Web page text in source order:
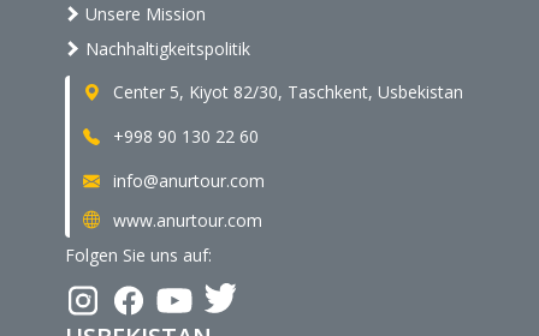
Unsere Mission
Nachhaltigkeitspolitik
Center 5, Kiyot 82/30, Taschkent, Usbekistan
+998 90 130 22 60
info@anurtour.com
www.anurtour.com
Folgen Sie uns auf: